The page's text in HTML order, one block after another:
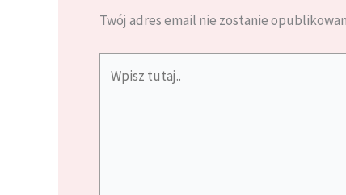
Twój adres email nie zostanie
tutaj..